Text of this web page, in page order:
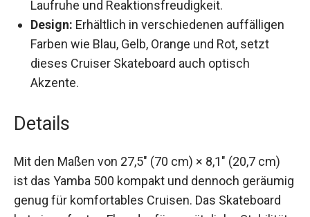
100 % Aluminium, bietet das Yamba 500
hervorragende Laufruhe und
Reaktionsfreudigkeit.
Design:Erhältlich in verschiedenen auffälligen
Farben wie Blau, Gelb, Orange und Rot, setzt
Akzente.
Details
Mit den Maßen von 27,5″ (70 cm) × 8,1″ (20,7 cm)